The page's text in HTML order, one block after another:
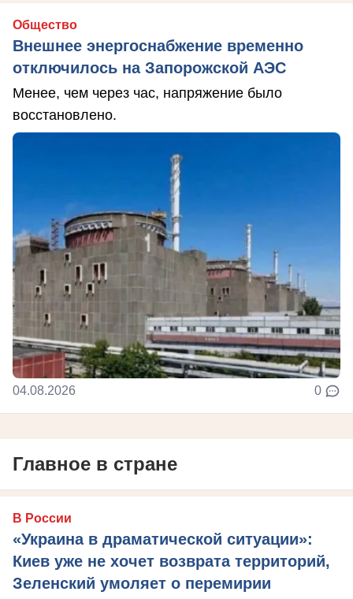
Общество
Внешнее энергоснабжение временно
отключилось на Запорожской АЭС
Менее, чем через час, напряжение было
восстановлено.
04.08.2026 0
Главное в стране
В России
«Украина в драматической ситуации»:
Киев уже не хочет возврата территорий,
Зеленский умоляет о перемирии